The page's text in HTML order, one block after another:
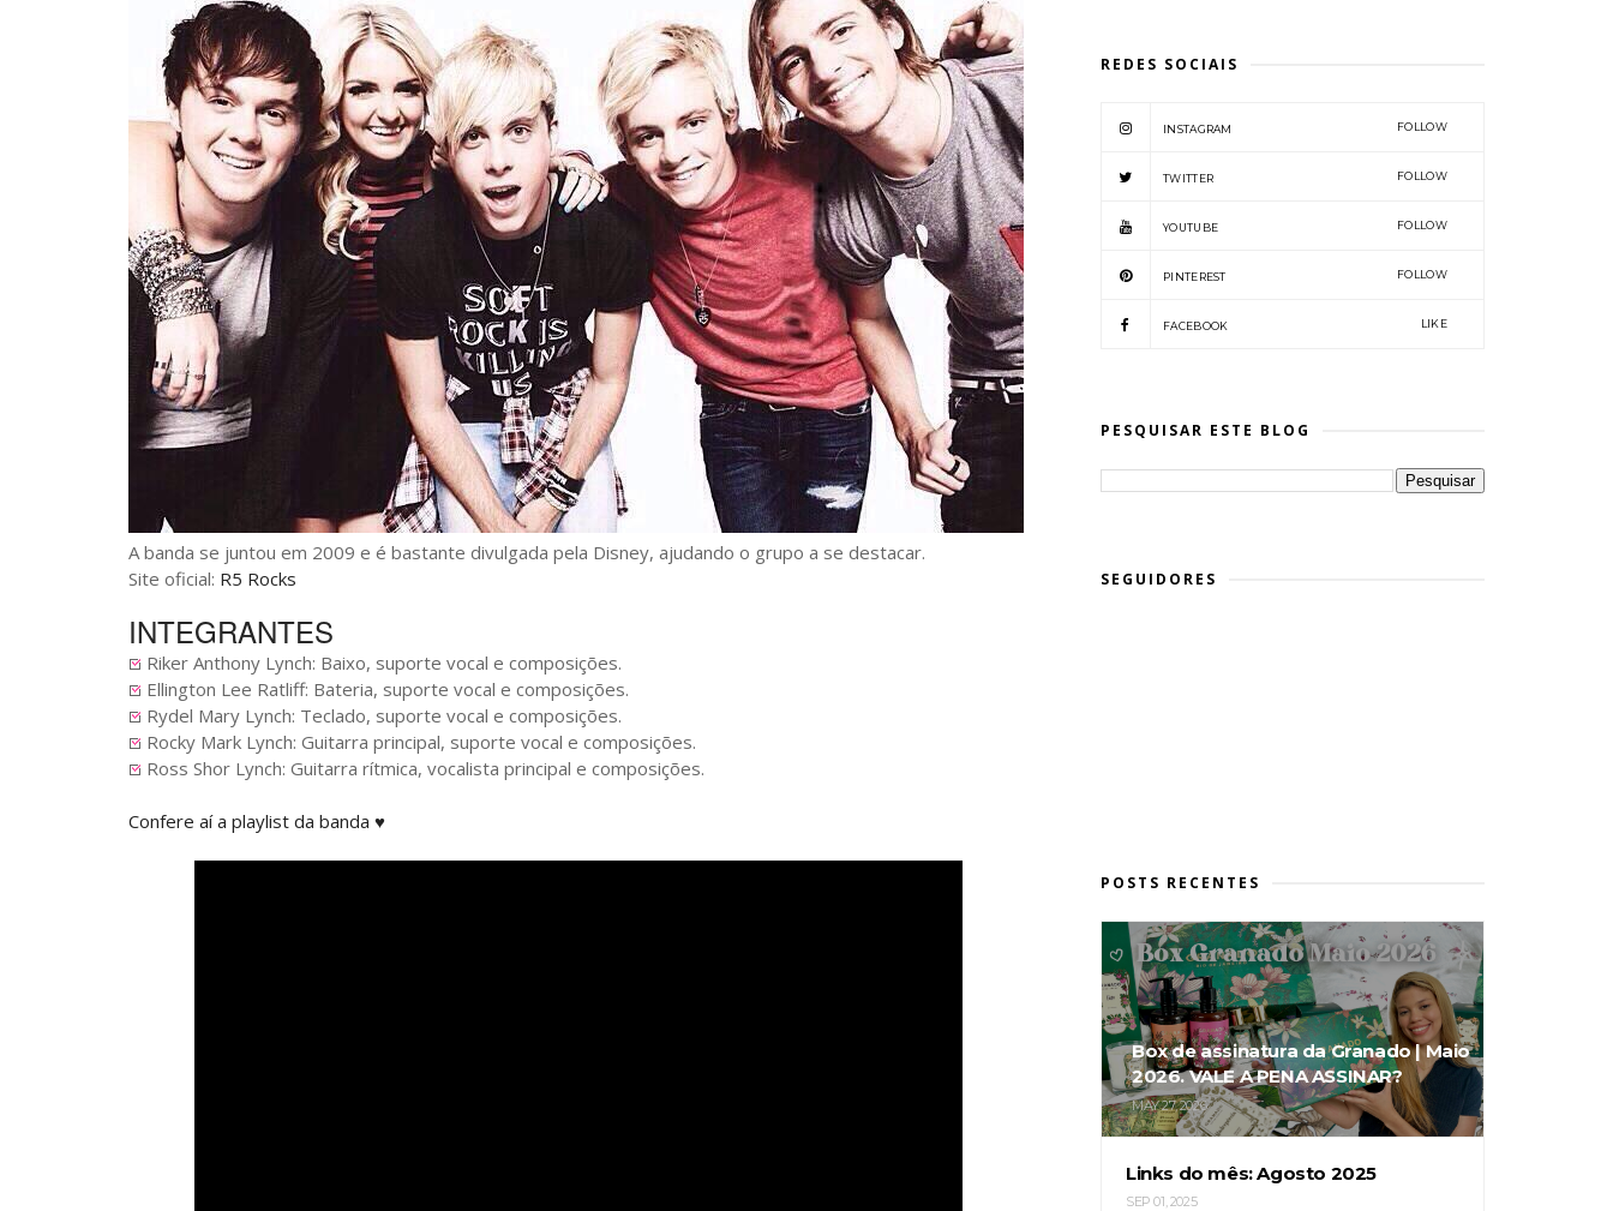
A banda se juntou em 2009 e é bastante divulgada pela Disney, ajudando o grupo a se destacar.
Site oficial: R5 Rocks
INTEGRANTES
Riker Anthony Lynch: Baixo, suporte vocal e composições.
Ellington Lee Ratliff: Bateria, suporte vocal e composições.
Rydel Mary Lynch: Teclado, suporte vocal e composições.
Rocky Mark Lynch: Guitarra principal, suporte vocal e composições.
Ross Shor Lynch: Guitarra rítmica, vocalista principal e composições.
Confere aí a playlist da banda ♥
REDES SOCIAIS
INSTAGRAM FOLLOW
TWITTER FOLLOW
YOUTUBE FOLLOW
PINTEREST FOLLOW
FACEBOOK LIKE
PESQUISAR ESTE BLOG
SEGUIDORES
POSTS RECENTES
Box de assinatura da Granado | Maio
2026. VALE A PENA ASSINAR?
MAY 27, 2026
Links do mês: Agosto 2025
SEP 01, 2025